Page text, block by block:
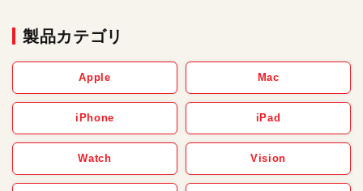
製品カテゴリ
Apple Mac
iPhone iPad
Watch Vision